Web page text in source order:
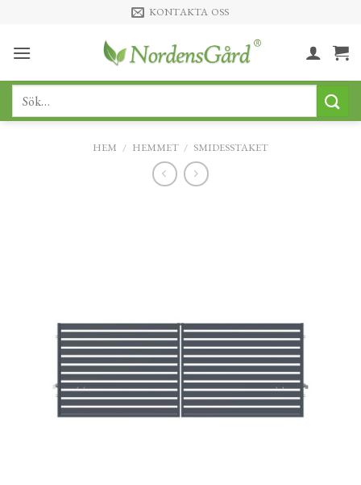
content
KONTAKTA OSS
Sök
HEM / HEMMET / SMIDESSTAKET